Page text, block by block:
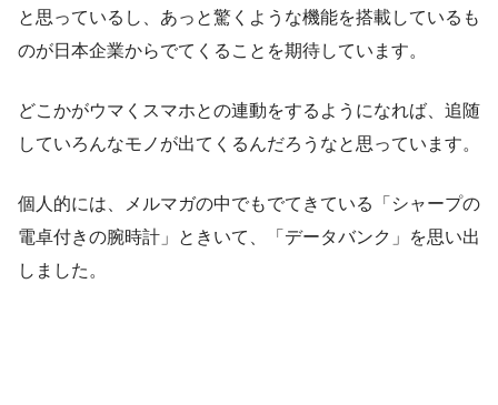
と思っているし、あっと驚くような機能を搭載しているも
のが日本企業からでてくることを期待しています。
どこかがウマくスマホとの連動をするようになれば、追随
していろんなモノが出てくるんだろうなと思っています。
個人的には、メルマガの中でもでてきている「シャープの
電卓付きの腕時計」ときいて、「データバンク」を思い出
しました。